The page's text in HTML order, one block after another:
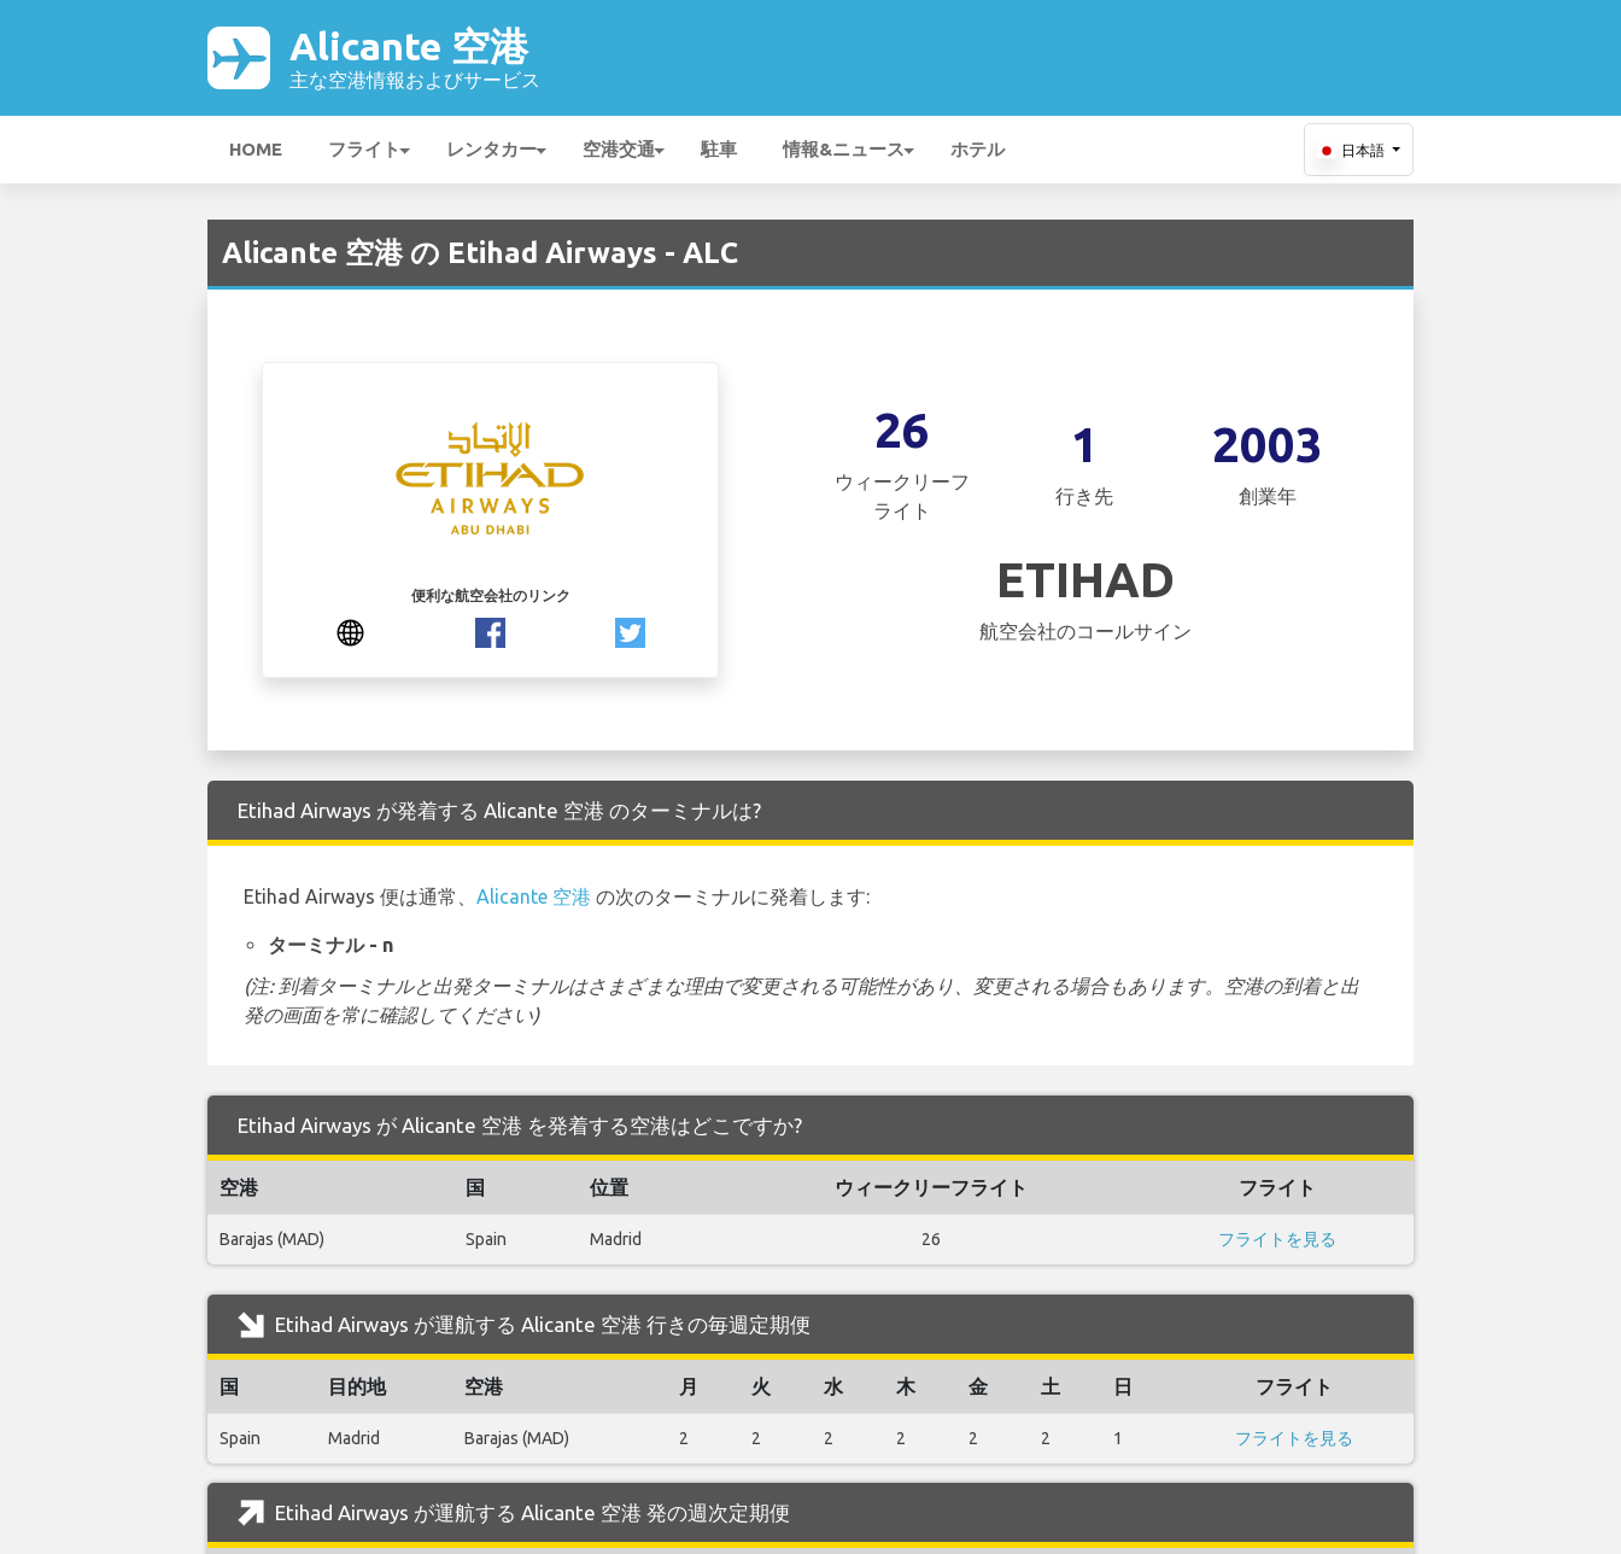
Alicante 空港
主な空港情報およびサービス
HOME フライト レンタカー 空港交通 駐車 情報&ニュース ホテル 日本語
Alicante 空港 の Etihad Airways - ALC
便利な航空会社のリンク
26
ウィークリーフ
ライト
1
行き先
2003
創業年
ETIHAD
航空会社のコールサイン
Etihad Airways が発着する Alicante 空港 のターミナルは?
Etihad Airways 便は通常、 Alicante 空港 の次のターミナルに発着します:
ターミナル - n
(注: 到着ターミナルと出発ターミナルはさまざまな理由で変更される可能性があり、変更される場合もあります。空港の到着と出
発の画面を常に確認してください)
Etihad Airways が Alicante 空港 を発着する空港はどこですか?
空港 国 位置 ウィークリーフライト フライト
Barajas (MAD) Spain Madrid 26 フライトを見る
Etihad Airways が運航する Alicante 空港 行きの毎週定期便
国 目的地 空港 月 火 水 木 金 土 日 フライト
Spain Madrid Barajas (MAD) 2 2 2 2 2 2 1 フライトを見る
Etihad Airways が運航する Alicante 空港 発の週次定期便